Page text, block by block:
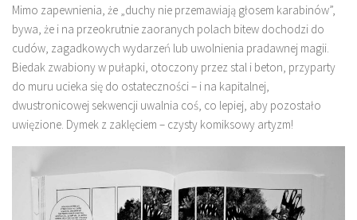
Mimo zapewnienia, że „duchy nie przemawiają głosem karabinów”,
bywa, że i na przeokrutnie zaoranych polach bitew dochodzi do
cudów, zagadkowych wydarzeń lub uwolnienia pradawnej magii.
Biedak zwabiony w pułapki, otoczony przez stal i beton, przyparty
do muru ucieka się do ostateczności – i na kapitalnej,
dwustronicowej sekwencji uwalnia coś, co lepiej, aby pozostało
uwięzione. Dymek z zaklęciem – czysty komiksowy artyzm!